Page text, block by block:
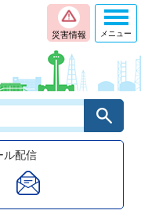
災害情報
ル配信
メニュー